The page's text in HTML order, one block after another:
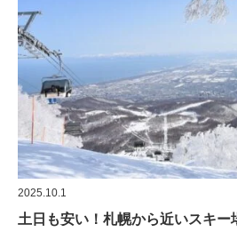
2025.10.1
土日も安い！札幌から近いスキー